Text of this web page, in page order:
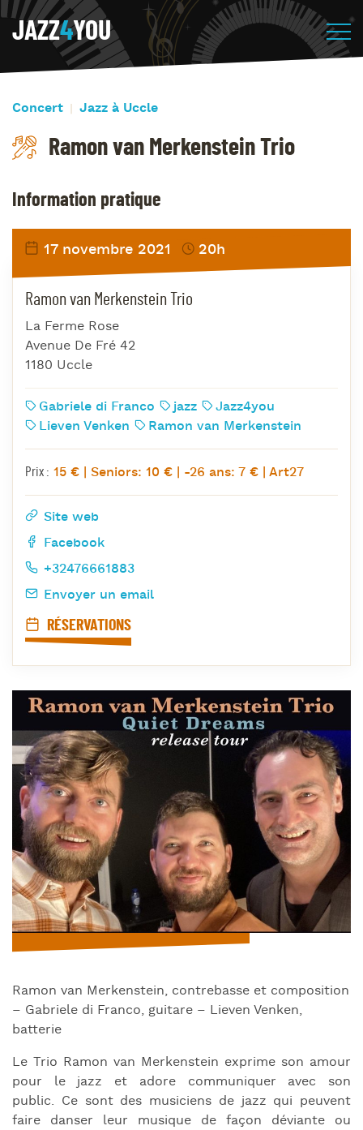
JAZZ4YOU
Concert Jazz à Uccle
Ramon van Merkenstein Trio
Ramon van Merkenstein, contrebasse et composition
– Gabriele di Franco, guitare – Lieven Venken,
batterie
Le Trio Ramon van Merkenstein exprime son amour
pour le jazz et adore communiquer avec son
public. Ce sont des musiciens de jazz qui peuvent
faire danser leur musique de façon déviante ou
Information pratique
17 novembre 2021 20h
Ramon van Merkenstein Trio
La Ferme Rose
Avenue De Fré 42
1180 Uccle
Gabriele di Franco jazz
Jazz4you
Lieven Venken
Ramon van Merkenstein
Prix : 15 € | Seniors: 10 € | -26 ans: 7 € | Art27
Site web
Facebook
+32476661883
Envoyer un email
RÉSERVATIONS